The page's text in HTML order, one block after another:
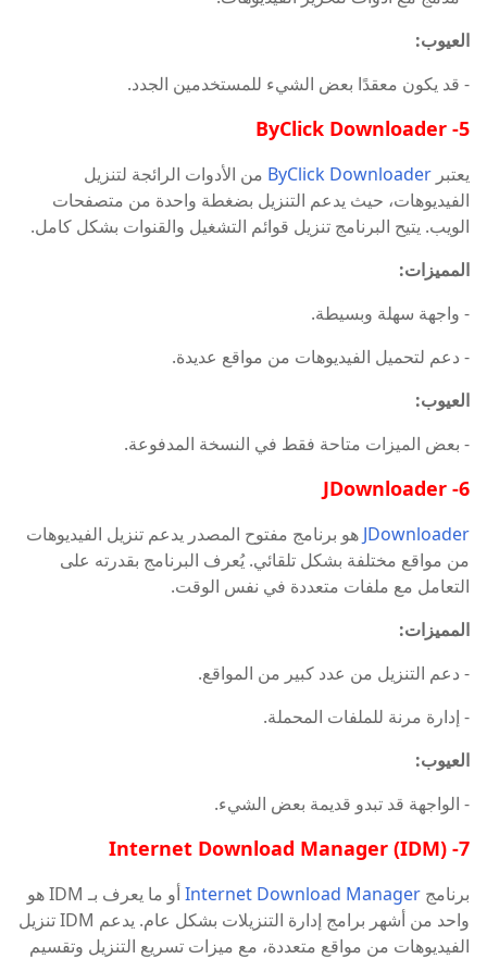
العيوب:
- قد يكون معقدًا بعض الشيء للمستخدمين الجدد.
5- ByClick Downloader
يعتبر ByClick Downloader من الأدوات الرائجة لتنزيل
الفيديوهات، حيث يدعم التنزيل بضغطة واحدة من متصفحات
الويب. يتيح البرنامج تنزيل قوائم التشغيل والقنوات بشكل كامل.
المميزات:
- واجهة سهلة وبسيطة.
- دعم لتحميل الفيديوهات من مواقع عديدة.
العيوب:
- بعض الميزات متاحة فقط في النسخة المدفوعة.
6- JDownloader
JDownloader هو برنامج مفتوح المصدر يدعم تنزيل الفيديوهات
من مواقع مختلفة بشكل تلقائي. يُعرف البرنامج بقدرته على
التعامل مع ملفات متعددة في نفس الوقت.
المميزات:
- دعم التنزيل من عدد كبير من المواقع.
- إدارة مرنة للملفات المحملة.
العيوب:
- الواجهة قد تبدو قديمة بعض الشيء.
7- Internet Download Manager (IDM)
برنامج Internet Download Manager
أو ما يعرف بـ IDM هو
واحد من أشهر برامج إدارة التنزيلات بشكل عام. يدعم IDM تنزيل
الفيديوهات من مواقع متعددة، مع ميزات تسريع التنزيل وتقسيم